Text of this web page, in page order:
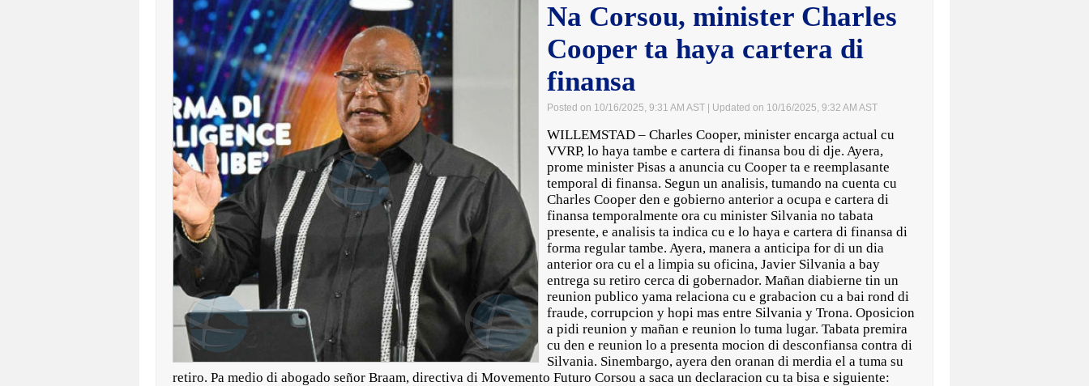
Na Corsou, minister Charles
Cooper ta haya cartera di
finansa
Posted on 10/16/2025, 9:31 AM AST | Updated on 10/16/2025, 9:32 AM AST
WILLEMSTAD – Charles Cooper, minister encarga actual cu
VVRP, lo haya tambe e cartera di finansa bou di dje. Ayera,
prome minister Pisas a anuncia cu Cooper ta e reemplasante
temporal di finansa. Segun un analisis, tumando na cuenta cu
Charles Cooper den e gobierno anterior a ocupa e cartera di
finansa temporalmente ora cu minister Silvania no tabata
presente, e analisis ta indica cu e lo haya e cartera di finansa di
forma regular tambe. Ayera, manera a anticipa for di un dia
anterior ora cu el a limpia su oficina, Javier Silvania a bay
entrega su retiro cerca di gobernador. Mañan diabierne tin un
reunion publico yama relaciona cu e grabacion cu a bai rond di
fraude, corrupcion y hopi mas entre Silvania y Trona. Oposicion
a pidi reunion y mañan e reunion lo tuma lugar. Tabata premira
cu den e reunion lo a presenta mocion di desconfiansa contra di
Silvania. Sinembargo, ayera den oranan di merdia el a tuma su
retiro. Pa medio di abogado señor Braam, directiva di Movemento Futuro Corsou a saca un declaracion cu ta bisa e siguiente: